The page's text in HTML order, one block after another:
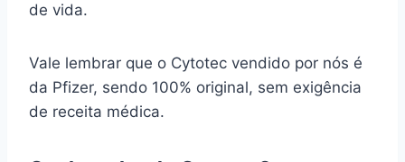
de vida.
Vale lembrar que o Cytotec vendido por nós é
da Pfizer, sendo 100% original, sem exigência
de receita médica.